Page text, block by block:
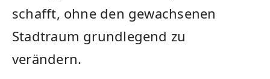
schafft, ohne den gewachsenen
Stadtraum grundlegend zu
verändern.